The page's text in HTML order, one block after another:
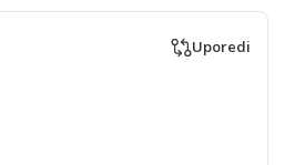
Uporedi